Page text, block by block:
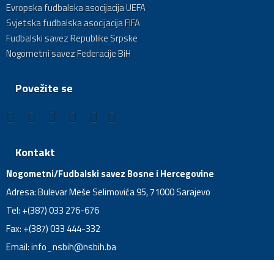
Evropska fudbalska asocijacija UEFA
Svjetska fudbalska asocijacija FIFA
Fudbalski savez Republike Srpske
Nogometni savez Federacije BiH
Povežite se
Kontakt
Nogometni/Fudbalski savez Bosne i Hercegovine
Adresa: Bulevar Meše Selimovića 95, 71000 Sarajevo
Tel: +(387) 033 276-676
Fax: +(387) 033 444-332
Email:info_nsbih@nsbih.ba